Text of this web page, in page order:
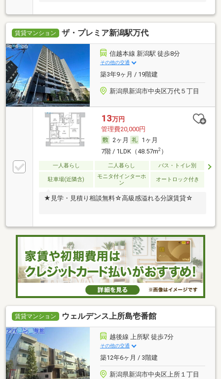
賃貸マンション ザ・プレミア新潟駅万代
信越本線 新潟駅 徒歩8分
その他の交通
築3年9ヶ月 / 19階建
新潟県新潟市中央区万代５丁目
13万円
管理費20,000円
2ヶ月
1ヶ月
7階 / 1LDK（48.57m2）
一人暮らし 二人暮らし バス・トイレ別
駐車場(近隣含)
モニタ付インターホ
ン
オートロック付き
★見学・見積り相談無料☆高級感溢れる分譲賃貸☆
賃貸マンション ウェルデンス上所島壱番館
越後線 上所駅 徒歩7分
その他の交通
築12年6ヶ月 / 3階建
新潟県新潟市中央区上所１丁目